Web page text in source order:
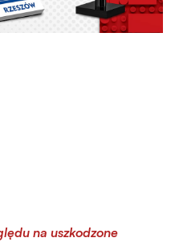
na uszkodzone